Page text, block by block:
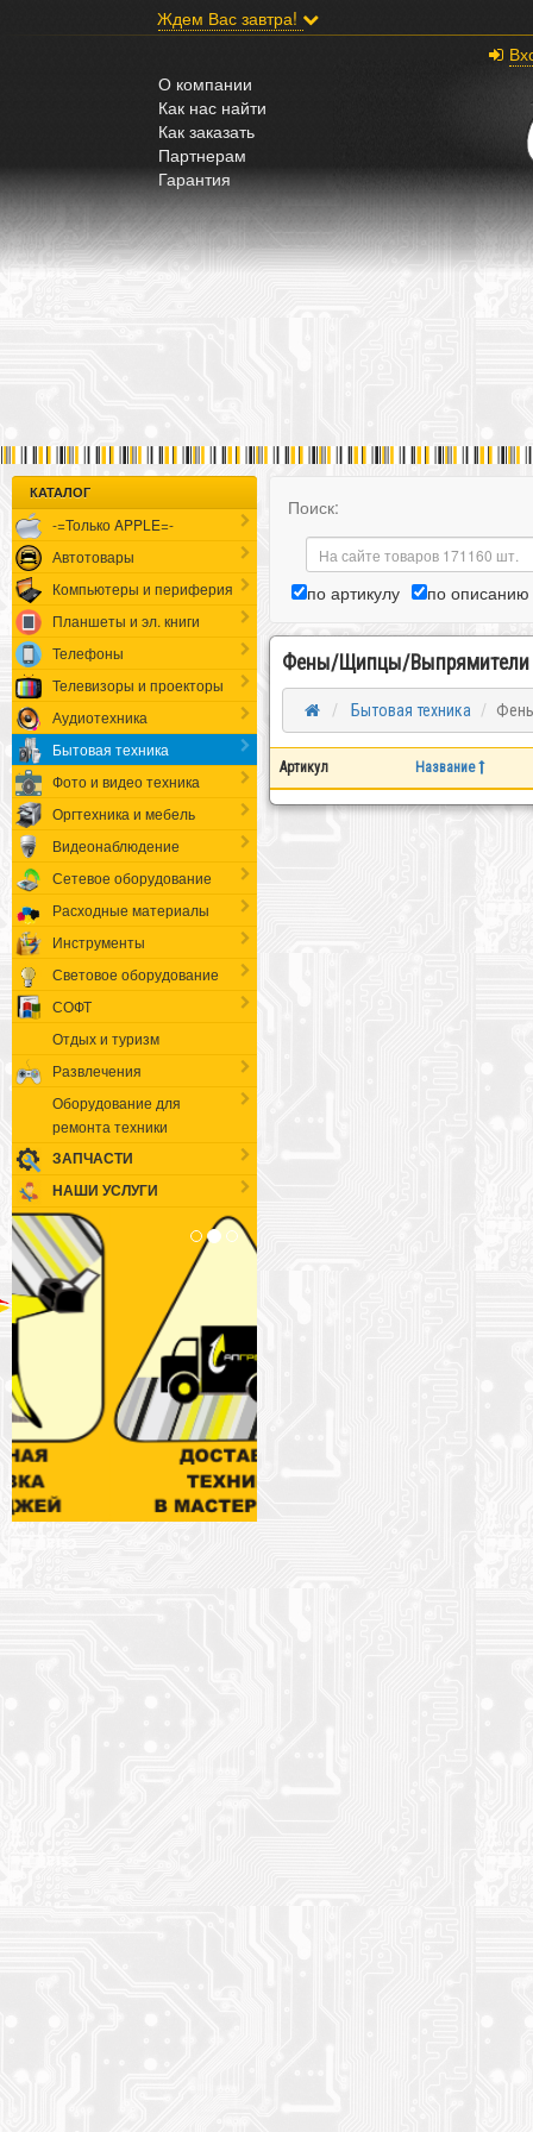
Ждем Вас завтра!
О компании
Как нас найти
Как заказать
Партнерам
Гарантия
КАТАЛОГ
-=Только APPLE=-
Автотовары
Компьютеры и периферия
Планшеты и эл. книги
Телефоны
Телевизоры и проекторы
Аудиотехника
Бытовая техника
Фото и видео техника
Оргтехника и мебель
Видеонаблюдение
Сетевое оборудование
Расходные материалы
Инструменты
Световое оборудование
СОФТ
Отдых и туризм
Развлечения
Оборудование для
ремонта техники
ЗАПЧАСТИ
НАШИ УСЛУГИ
Поиск:
по артикулу по описанию
Фены/Щипцы/Выпрямители
Бытовая техника
Артикул Название